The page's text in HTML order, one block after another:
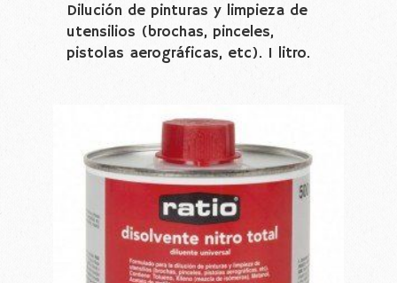
Dilución de pinturas y limpieza de
utensilios (brochas, pinceles,
pistolas aerográficas, etc). 1 litro.